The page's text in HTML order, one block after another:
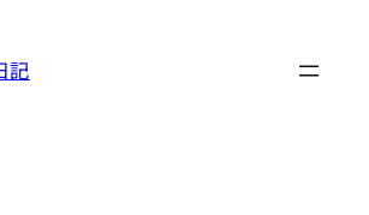
記